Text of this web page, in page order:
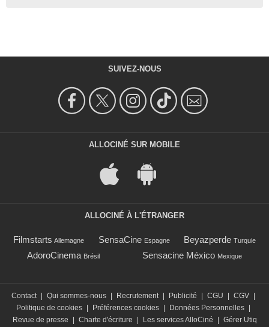
SUIVEZ-NOUS
ALLOCINÉ SUR MOBILE
ALLOCINÉ À L'ÉTRANGER
Filmstarts Allemagne SensaCine Espagne Beyazperde Turquie
AdoroCinema Brésil Sensacine México Mexique
Contact Qui sommes-nous Recrutement Publicité CGU CGV
Politique de cookies
Préférences cookies Données Personnelles
Revue de presse
Charte d'écriture Les services AlloCiné Gérer Utiq